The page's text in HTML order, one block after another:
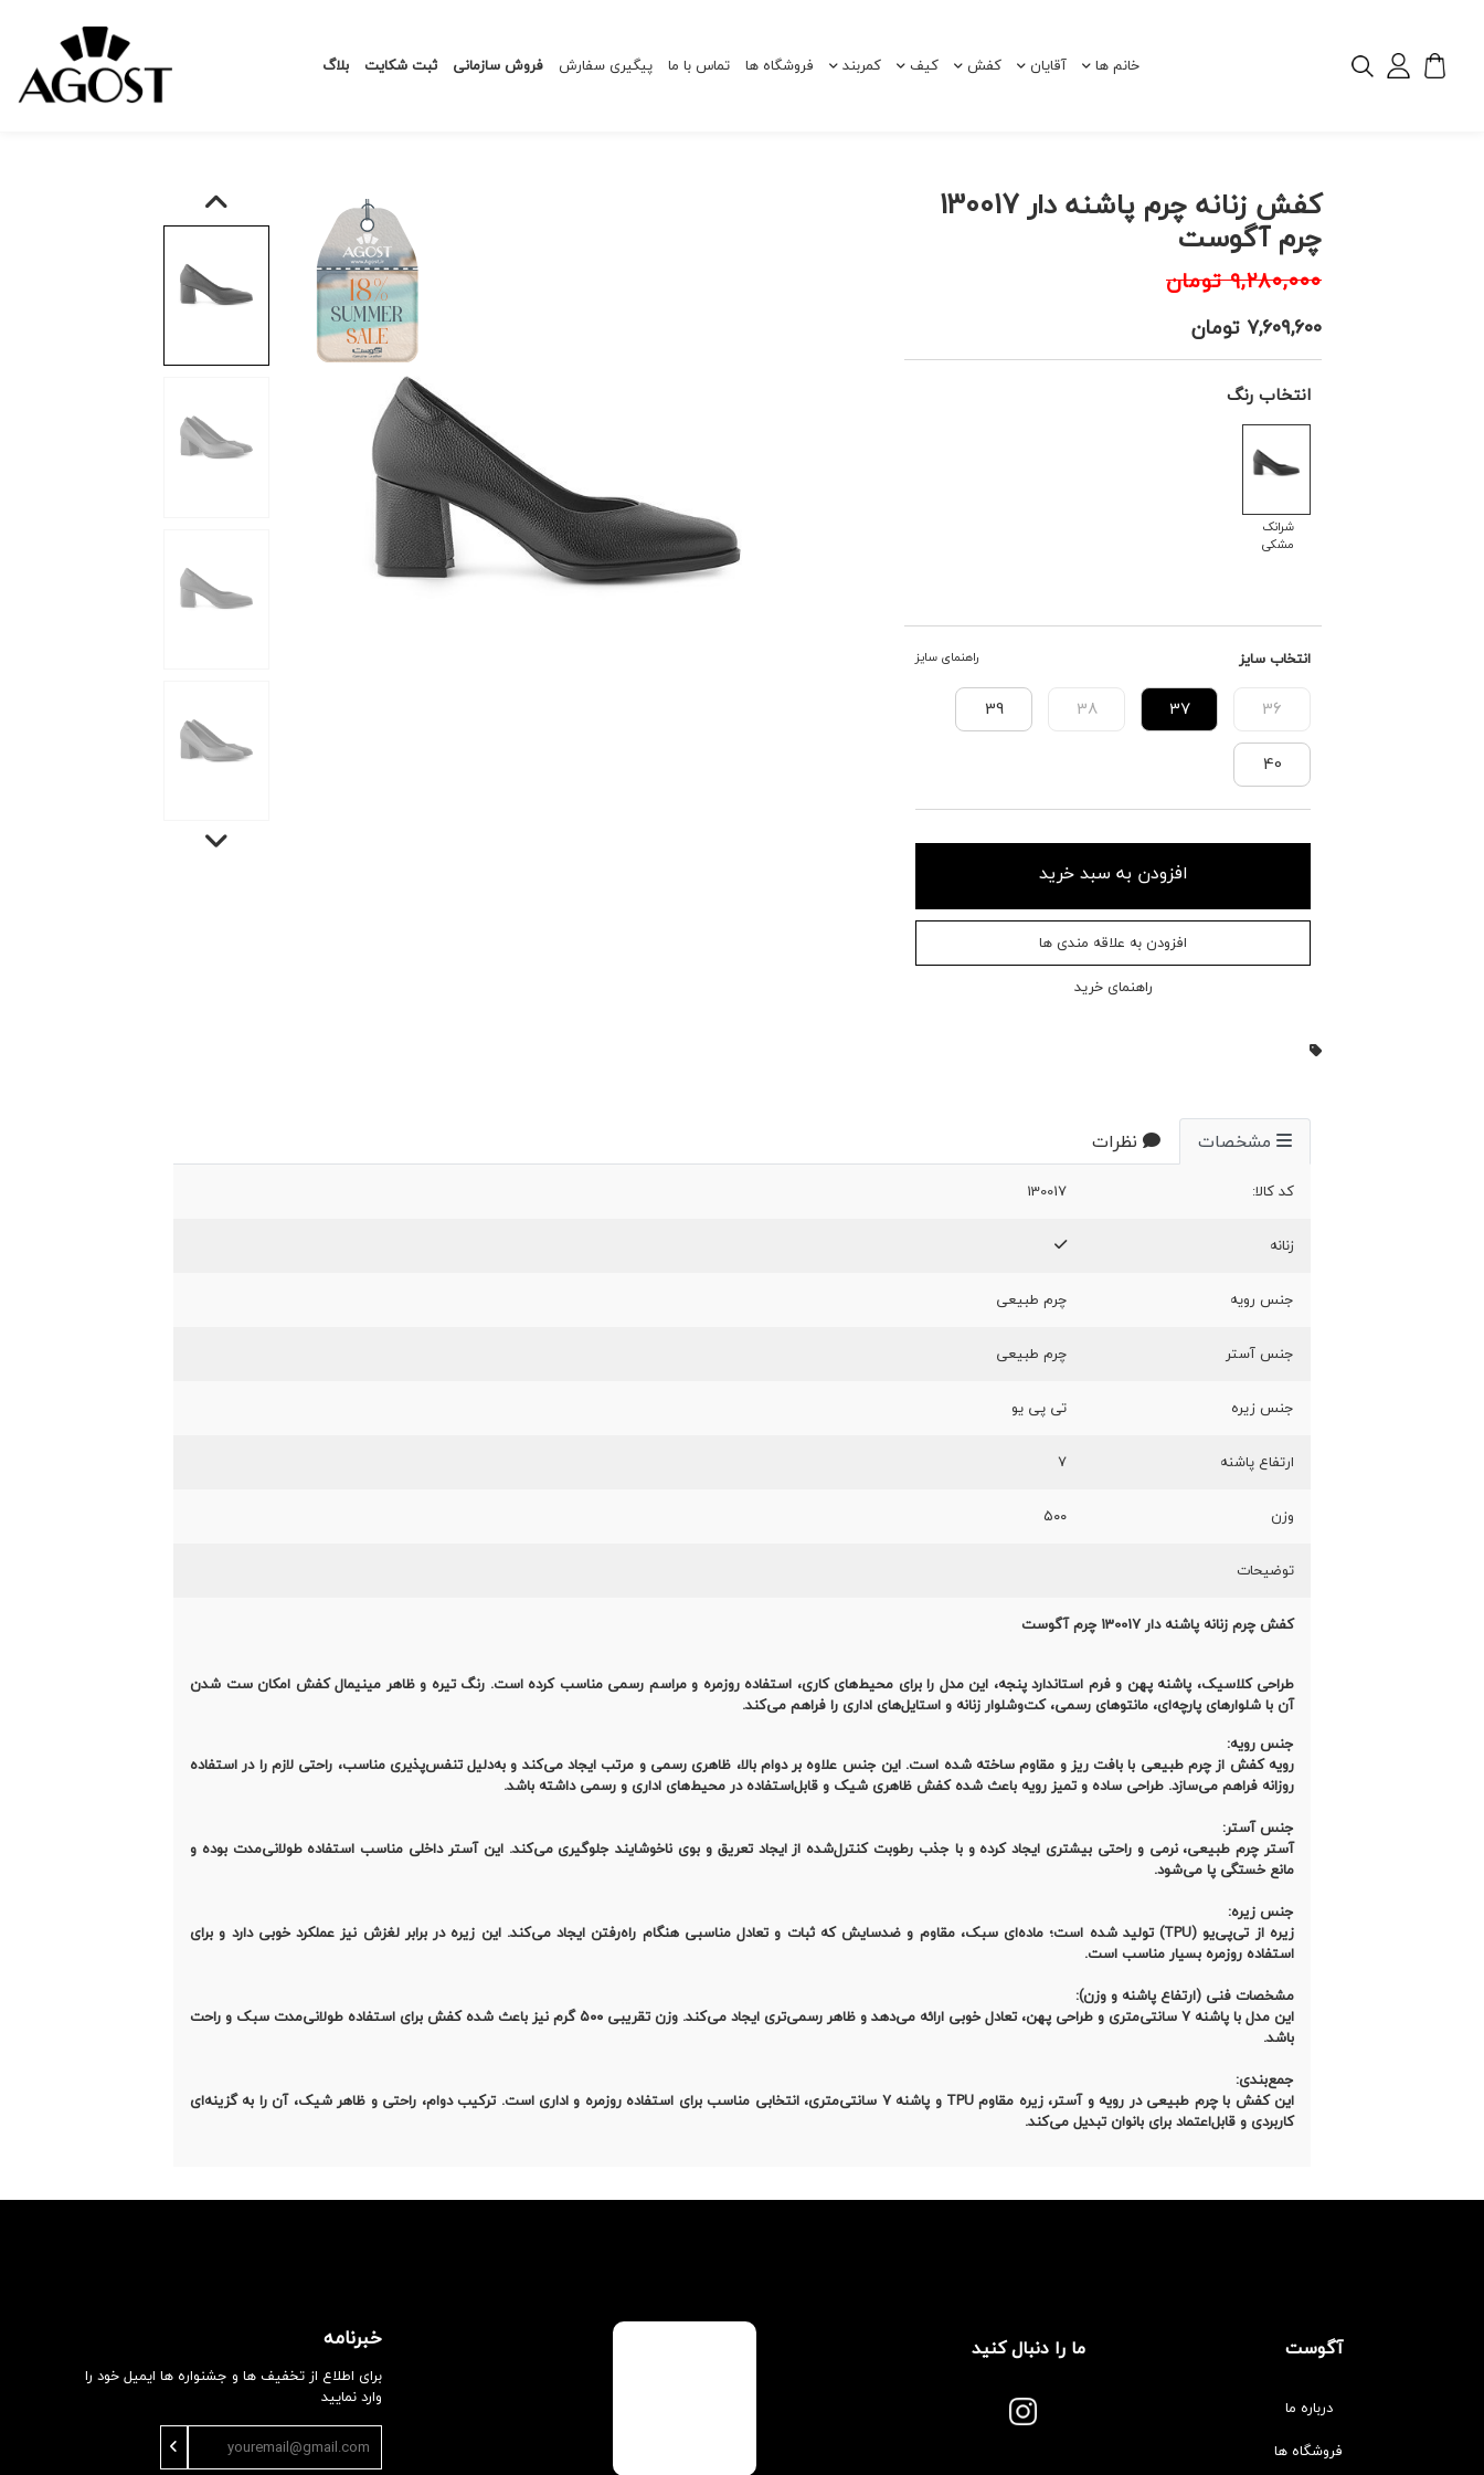
خانم ها آقایان کفش کیف کمربند فروشگاه ها تماس با ما پیگیری سفارش فروش سازمانی ثبت شکایت بلاگ
کفش زنانه چرم پاشنه دار 130017
چرم آگوست
۹,۲۸۰,۰۰۰ تومان
۷,۶۰۹,۶۰۰تومان
انتخاب رنگ
شرانک
مشکی
انتخاب سایز راهنمای سایز
36
37
38
39
40
افزودن به سبد خرید
افزودن به علاقه مندی ها
راهنمای خرید
مشخصات نظرات
کد کالا: 130017
زنانه
جنس رویه چرم طبیعی
جنس آستر چرم طبیعی
جنس زیره تی پی یو
ارتفاع پاشنه ۷
وزن ۵۰۰
توضیحات
کفش چرم زنانه پاشنه دار 130017 چرم آگوست
طراحی کلاسیک، پاشنه پهن و فرم استاندارد پنجه، این مدل را برای محیط‌های کاری، استفاده روزمره و مراسم رسمی مناسب کرده است. رنگ تیره و ظاهر مینیمال کفش امکان ست شدن
آن با شلوارهای پارچه‌ای، مانتوهای رسمی، کت‌وشلوار زنانه و استایل‌های اداری را فراهم می‌کند.
جنس رویه:
رویه کفش از چرم طبیعی با بافت ریز و مقاوم ساخته شده است. این جنس علاوه بر دوام بالا، ظاهری رسمی و مرتب ایجاد می‌کند و به‌دلیل تنفس‌پذیری مناسب، راحتی لازم را در استفاده
روزانه فراهم می‌سازد. طراحی ساده و تمیز رویه باعث شده کفش ظاهری شیک و قابل‌استفاده در محیط‌های اداری و رسمی داشته باشد.
جنس آستر:
آستر چرم طبیعی، نرمی و راحتی بیشتری ایجاد کرده و با جذب رطوبت کنترل‌شده از ایجاد تعریق و بوی ناخوشایند جلوگیری می‌کند. این آستر داخلی مناسب استفاده طولانی‌مدت بوده و
مانع خستگی پا می‌شود.
جنس زیره:
زیره از تی‌پی‌یو (TPU) تولید شده است؛ ماده‌ای سبک، مقاوم و ضدسایش که ثبات و تعادل مناسبی هنگام راه‌رفتن ایجاد می‌کند. این زیره در برابر لغزش نیز عملکرد خوبی دارد و برای
استفاده روزمره بسیار مناسب است.
مشخصات فنی (ارتفاع پاشنه و وزن):
این مدل با پاشنه ۷ سانتی‌متری و طراحی پهن، تعادل خوبی ارائه می‌دهد و ظاهر رسمی‌تری ایجاد می‌کند. وزن تقریبی ۵۰۰ گرم نیز باعث شده کفش برای استفاده طولانی‌مدت سبک و راحت
باشد.
جمع‌بندی:
این کفش با چرم طبیعی در رویه و آستر، زیره مقاوم TPU و پاشنه ۷ سانتی‌متری، انتخابی مناسب برای استفاده روزمره و اداری است. ترکیب دوام، راحتی و ظاهر شیک، آن را به گزینه‌ای
کاربردی و قابل‌اعتماد برای بانوان تبدیل می‌کند.
آگوست
درباره ما
فروشگاه ها
ما را دنبال کنید خبرنامه
برای اطلاع از تخفیف ها و جشنواره ها ایمیل خود را
وارد نمایید